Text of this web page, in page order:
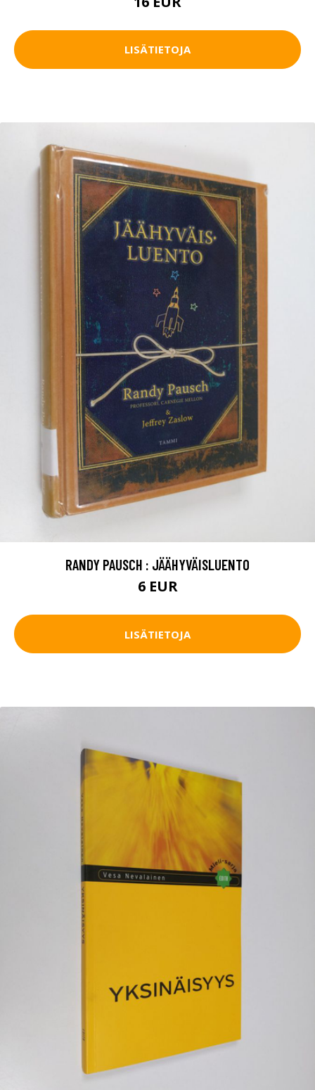
LISÄTIETOJA
RANDY PAUSCH : JÄÄHYVÄISLUENTO
6 EUR
LISÄTIETOJA